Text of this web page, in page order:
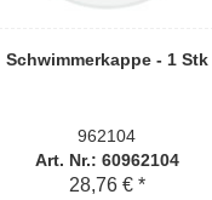
Schwimmerkappe - 1 Stk
962104
Art. Nr.: 60962104
28,76 € *